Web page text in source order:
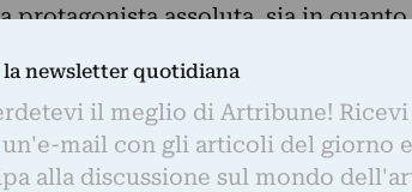
protagonista assoluta, sia in quanto
come centro di incubazione e
newsletter quotidiana
il meglio di Artribune!
mail con gli articoli del giorno
alla discussione sul mondo